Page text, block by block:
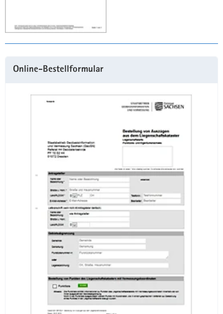
Information
Online-Bestellformular